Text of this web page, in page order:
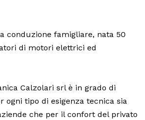
conduzione famigliare, nata 50
di motori elettrici ed
Calzolari srl è in grado di
ogni tipo di esigenza tecnica sia
che per il confort del privato